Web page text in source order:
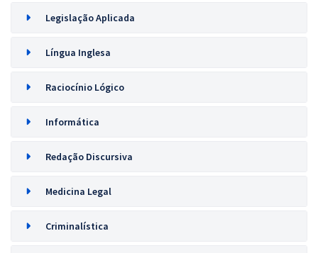
Legislação Aplicada
Língua Inglesa
Raciocínio Lógico
Informática
Redação Discursiva
Medicina Legal
Criminalística